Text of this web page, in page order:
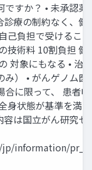
ですか？ • 未承認
診療の制約なく、
⼰負担で受けるこ
技術料 10割負担
対象にもなる • 治
） • がんゲノム
合に限って、 患者
⾝状態が基準を満
容は国⽴がん研究
information/